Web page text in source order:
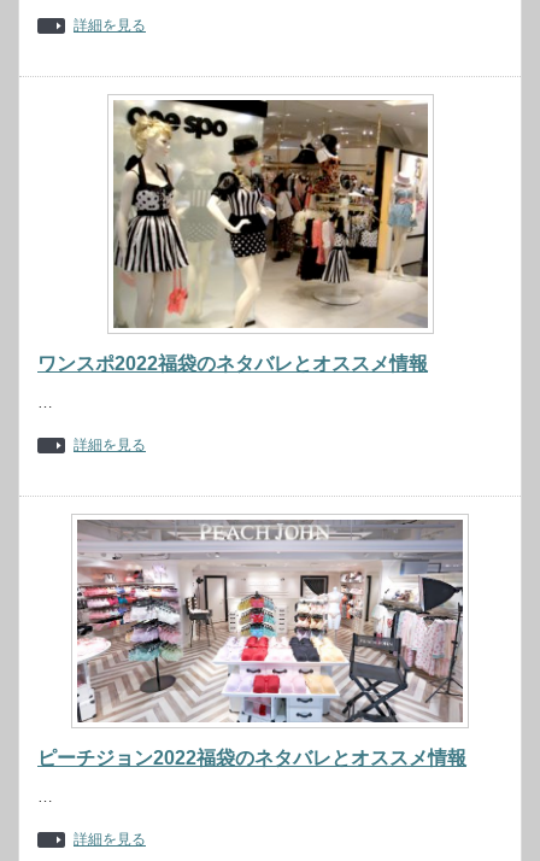
詳細を見る
ワンスポ2022福袋のネタバレとオススメ情報
…
詳細を見る
ピーチジョン2022福袋のネタバレとオススメ情報
…
詳細を見る